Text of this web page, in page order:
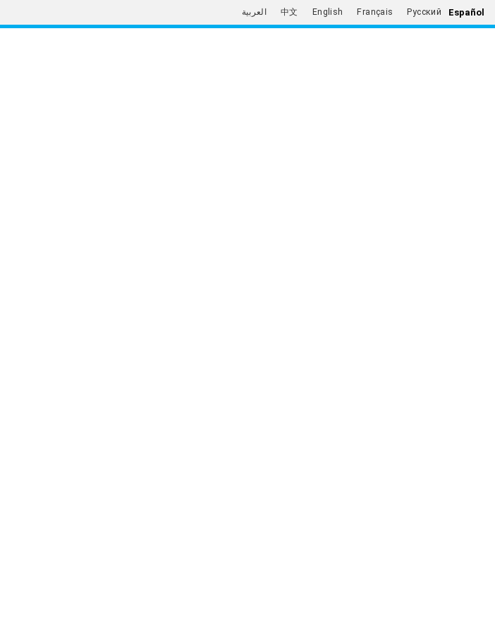
العربية 中文 English Français Русский Español